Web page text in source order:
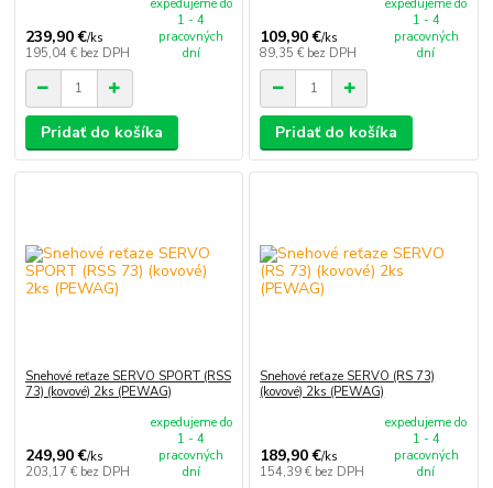
239,90 €/ks
195,04 € bez DPH
expedujeme do
1 - 4
pracovných
dní
Pridať do košíka
109,90 €/ks
89,35 € bez DPH
expedujeme do
1 - 4
pracovných
dní
Pridať do košíka
Snehové reťaze SERVO SPORT (RSS
73) (kovové) 2ks (PEWAG)
249,90 €/ks
203,17 € bez DPH
expedujeme do
1 - 4
pracovných
dní
Snehové reťaze SERVO (RS 73)
(kovové) 2ks (PEWAG)
189,90 €/ks
154,39 € bez DPH
expedujeme do
1 - 4
pracovných
dní